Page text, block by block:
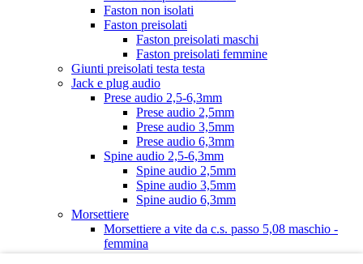
Faston non isolati
Faston preisolati
Faston preisolati maschi
Faston preisolati femmine
Giunti preisolati testa testa
Jack e plug audio
Prese audio 2,5-6,3mm
Prese audio 2,5mm
Prese audio 3,5mm
Prese audio 6,3mm
Spine audio 2,5-6,3mm
Spine audio 2,5mm
Spine audio 3,5mm
Spine audio 6,3mm
Morsettiere
Morsettiere a vite da c.s. passo 5,08 maschio -
femmina
Morsettiere a vite da circuito stampato passo 5,08